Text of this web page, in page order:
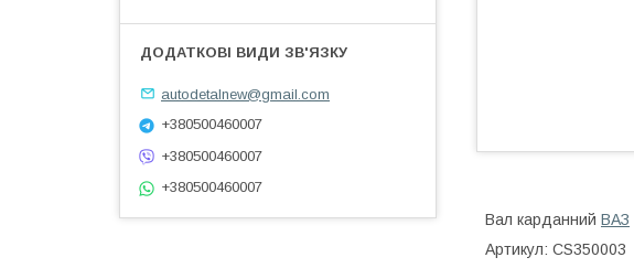
Вал карданний ВАЗ
Артикул: CS350003
autodetalnew@gmail.com
+380500460007
+380500460007
+380500460007